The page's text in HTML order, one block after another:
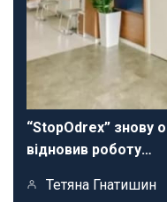
“StopOdrex” знову
відновив роботу…
Тетяна Гнатишин